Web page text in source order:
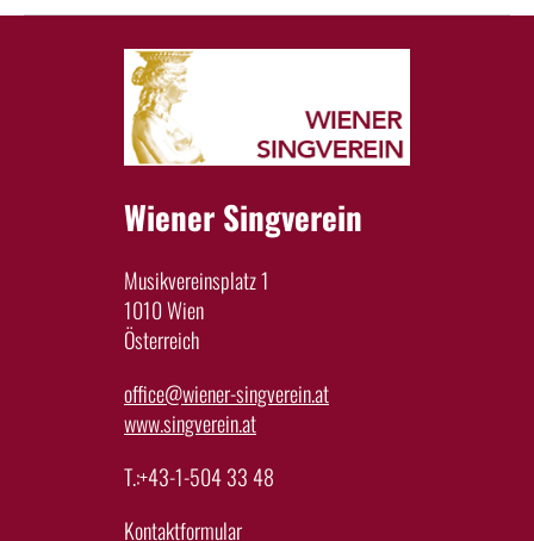
Wiener Singverein
Musikvereinsplatz 1
1010 Wien
Österreich
office@wiener-singverein.at
www.singverein.at
T.:+43-1-504 33 48
Kontaktformular